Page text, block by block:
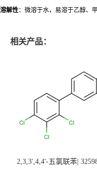
溶解性：微溶于水，易溶于乙醇、
相关产品：
2,3,3',4,4'-五氯联苯|